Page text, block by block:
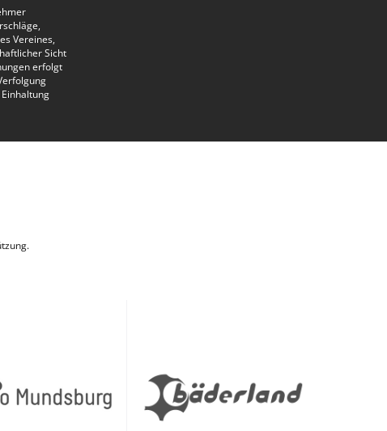
vorne
Es
vor.
sind.
Du
Vereines,
Sicht
erfolgt